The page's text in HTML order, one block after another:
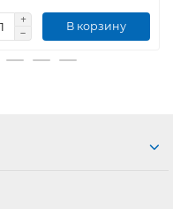
В корзину